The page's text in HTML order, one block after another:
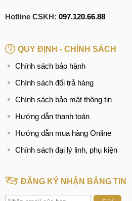
Hotline CSKH: 097.120.66.88
QUY ĐỊNH - CHÍNH SÁCH
Chính sách bảo hành
Chính sách đổi trả hàng
Chính sách bảo mật thông tin
Hướng dẫn thanh toán
Hướng dẫn mua hàng Online
Chính sách đại lý linh, phụ kiện
ĐĂNG KÝ NHẬN BẢNG TIN